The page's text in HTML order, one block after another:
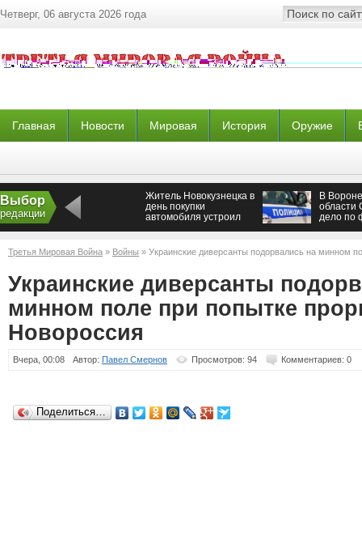
Четверг, 06 августа 2026 года
Главная Новости Мировая История Оружие
Выбор
редакции
Житель Новокузнецка в
день покупки
автомобиля устроил
В
области
дело по
Третья Мировая Война » Войны » Украинские диверсанты подорвались на минном
Новороссия
Украинские диверсанты
минном поле при попытке
Новороссия
Вчера, 00:08 Автор: Павел Смернов Просмотров: 94 Комментариев: 0
Поделиться…